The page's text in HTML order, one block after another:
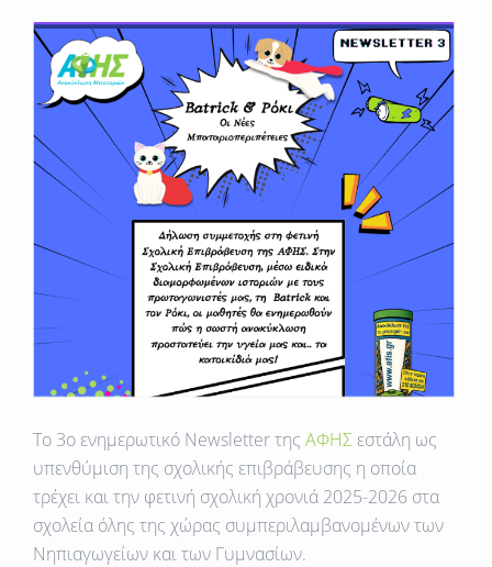
Το 3ο ενημερωτικό Newsletter της ΑΦΗΣεστάλη ως
υπενθύμιση της σχολικής επιβράβευσης η οποία
τρέχει και την φετινή σχολική χρονιά 2025-2026 στα
σχολεία όλης της χώρας συμπεριλαμβανομένων των
Νηπιαγωγείων και των Γυμνασίων.